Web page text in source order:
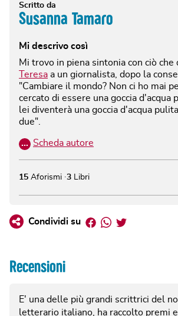
Scritto da
Susanna Tamaro
Mi descrivo così
Mi trovo in piena sintonia con ciò che
Teresa a un giornalista, dopo la
"Cambiare il mondo? Non ci ho mai
cercato di essere una goccia d'acqua
lei diventerà una goccia d'acqua
due".
… Scheda autore
15 Aforismi 3 Libri
Condividi su Facebook
Whatsapp
Twitter
Recensioni
E' una delle più grandi scrittrici del
letterario italiano, ha raccolto premi